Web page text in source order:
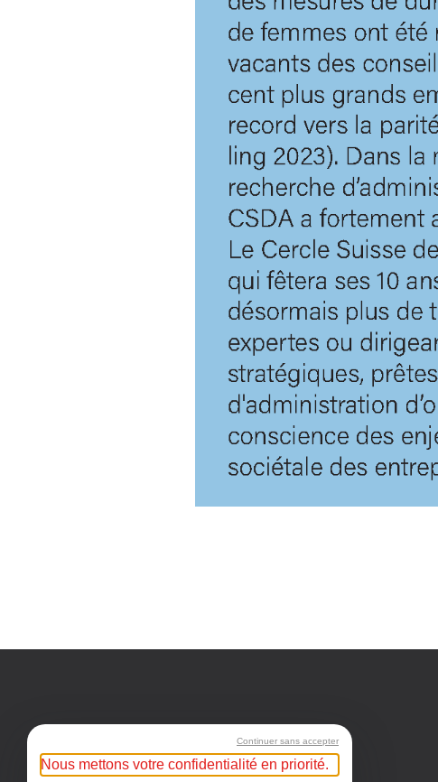
Continuer sans accepter
Nous mettons votre confidentialité en priorité.